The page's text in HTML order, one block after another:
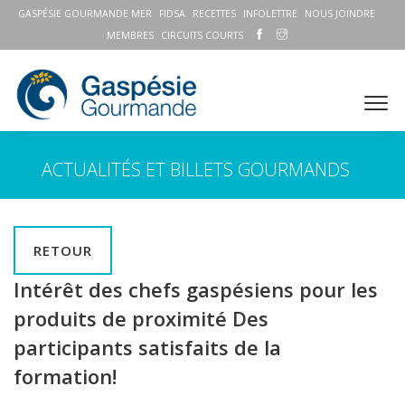
GASPÉSIE GOURMANDE MER FIDSA RECETTES INFOLETTRE
NOUS JOINDRE
MEMBRES
CIRCUITS COURTS
ACTUALITÉS ET BILLETS GOURMANDS
RETOUR
Intérêt des chefs gaspésiens pour les
produits de proximité Des
participants satisfaits de la
formation!